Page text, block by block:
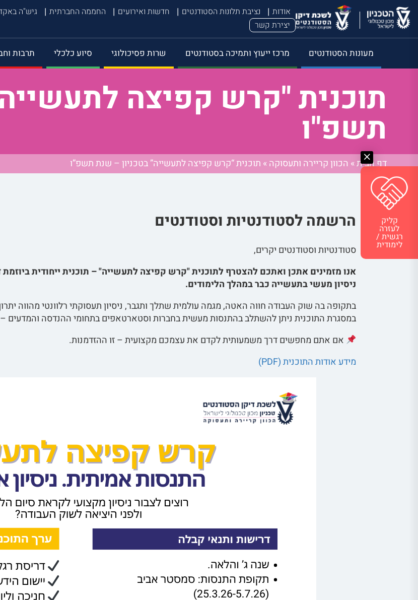
אודות נציבת תלונות הסטודנטים חדשות ואירועים החממה החברתית גיש"ה
יצירת קשר
מעונות הסטודנטים מרכז ייעוץ ותמיכה בסטודנטים שרות פסיכולוגי סיוע כלכלי תרבות
קליק
לעזרה
רגשית /
לימודית
תוכנית "קרש קפיצה
תשפ"ו
דף הבית» הכוון קריירה ותעסוקה» תוכנית “קרש קפיצה לתעשייה” בטכניון – שנת תשפ”ו
הרשמה לסטודנטיות וסטודנטים
סטודנטיות וסטודנטים יקרים,
אנו מזמינים אתכן ואתכם להצטרף לתוכנית "קרש קפיצה לתעשייה" – תוכנית ייחודית
ניסיון מעשי בתעשייה כבר במהלך הלימודים.
בתקופה בה שוק העבודה חווה האטה, מגמה עולמית שתלך ותגבר, ניסיון תעסוקתי רלוונטי מהווה
במסגרת התוכנית ניתן להשתלב בהתנסות מעשית בחברות וסטארטאפים בתחומי ההנדסה והמדעים –
אם אתם מחפשים דרך משמעותית לקדם את עצמכם מקצועית – זו ההזדמנות.
מידע אודות התוכנית (PDF)